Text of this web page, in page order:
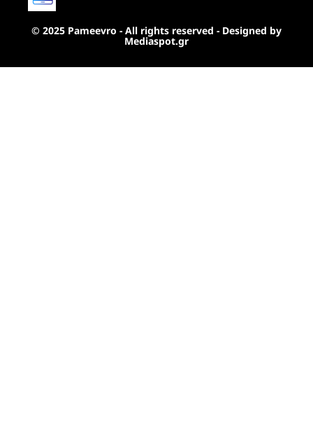
© 2025 Pameevro - All rights reserved - Designed by
Mediaspot.gr